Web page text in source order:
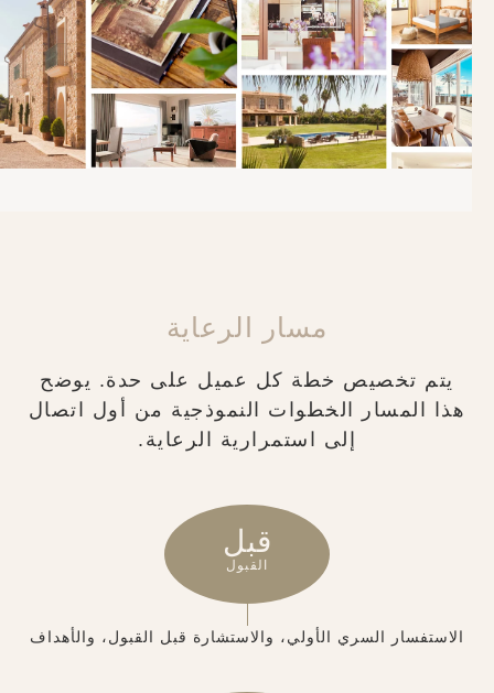
مسار الرعاية
يتم تخصيص خطة كل عميل على حدة. يوضح
هذا المسار الخطوات النموذجية من أول اتصال
إلى استمرارية الرعاية.
قبل
القبول
الاستفسار السري الأولي، والاستشارة قبل القبول، والأهداف